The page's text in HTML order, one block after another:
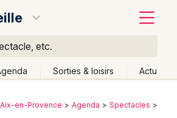
etc.
Sorties & loisirs Actu
Aix-en-Provence Agenda Spectacles